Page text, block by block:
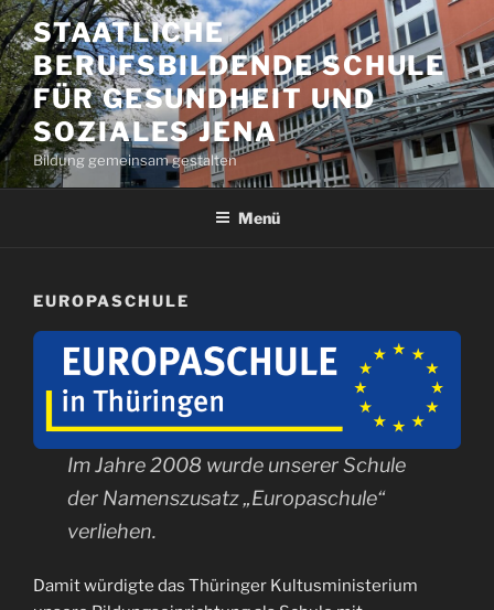
Zum
Inhalt
springen
STAATLICHE
BERUFSBILDENDE SCHULE
FÜR GESUNDHEIT UND
SOZIALES JENA
Bildung gemeinsam gestalten
Menü
EUROPASCHULE
Im Jahre 2008 wurde unserer Schule
der Namenszusatz „Europaschule“
verliehen.
Damit würdigte das Thüringer Kultusministerium